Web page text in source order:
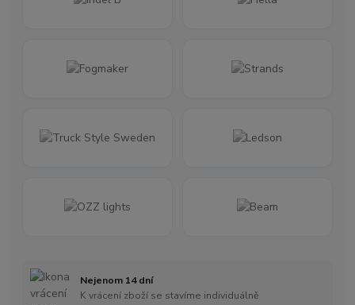
Nejenom 14 dní
K vrácení zboží se stavíme individuálně